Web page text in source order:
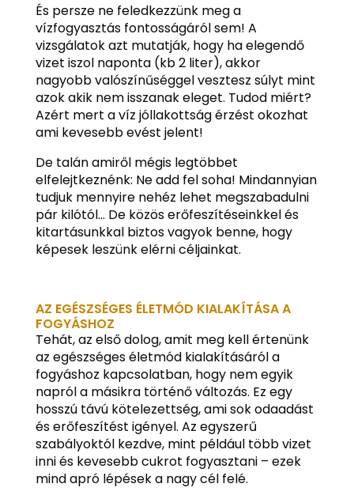
És persze ne feledkezzünk meg a
vízfogyasztás fontosságáról sem! A
vizsgálatok azt mutatják, hogy ha elegendő
vizet iszol naponta (kb 2 liter), akkor
nagyobb valószínűséggel vesztesz súlyt mint
azok akik nem isszanak eleget. Tudod miért?
Azért mert a víz jóllakottság érzést okozhat
ami kevesebb evést jelent!
De talán amiről mégis legtöbbet
elfelejtkeznénk: Ne add fel soha! Mindannyian
tudjuk mennyire nehéz lehet megszabadulni
pár kilótól… De közös erőfeszítéseinkkel és
kitartásunkkal biztos vagyok benne, hogy
képesek leszünk elérni céljainkat.
AZ EGÉSZSÉGES ÉLETMÓD KIALAKÍTÁSA A
FOGYÁSHOZ
Tehát, az első dolog, amit meg kell értenünk
az egészséges életmód kialakításáról a
fogyáshoz kapcsolatban, hogy nem egyik
napról a másikra történő változás. Ez egy
hosszú távú kötelezettség, ami sok odaadást
és erőfeszítést igényel. Az egyszerű
szabályoktól kezdve, mint például több vizet
inni és kevesebb cukrot fogyasztani – ezek
mind apró lépések a nagy cél felé.